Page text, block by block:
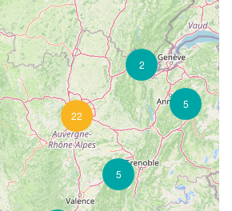
2
5
5
22